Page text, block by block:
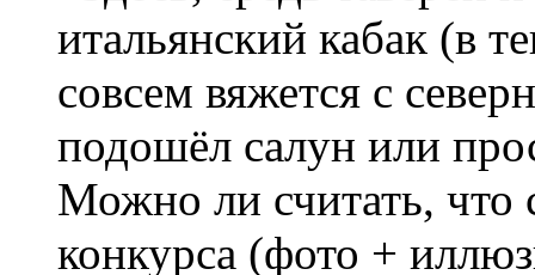
итальянский кабак (в
совсем вяжется с
подошёл салун или
Можно ли считать, что
конкурса (фото +